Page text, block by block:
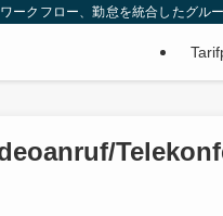
ークフロー、勤怠を統合したグル